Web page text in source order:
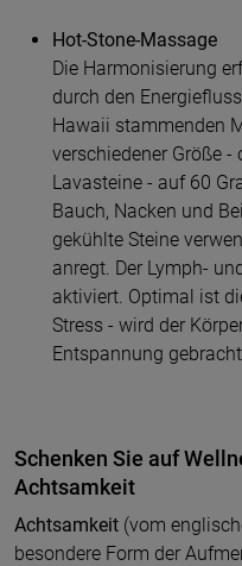
Hot-Stone-Massage
Die Harmonisierung
durch den
Hawaii stammenden
verschiedener Größe
Lavasteine - auf 60
Bauch, Nacken und
gekühlte Steine
anregt. Der Lymph-
aktiviert. Optimal ist
Stress - wird der
Entspannung
Schenken Sie auf
Achtsamkeit
Achtsamkeit (vom
besondere Form der